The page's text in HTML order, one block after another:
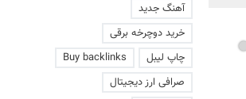
آهنگ جدید
خرید دوچرخه برقی
چاپ لیبل
Buy backlinks
صرافی ارز دیجیتال